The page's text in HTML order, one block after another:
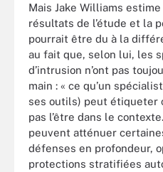
Mais Jake Williams
résultats de l’étude et la
pourrait être du à la
au fait que, selon lui, les
d’intrusion n’ont pas
main : « ce qu’un
ses outils) peut étiqueter
pas l’être dans le
peuvent atténuer
défenses en profondeur,
protections stratifiées